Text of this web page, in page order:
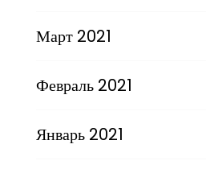
Март 2021
Февраль 2021
Январь 2021